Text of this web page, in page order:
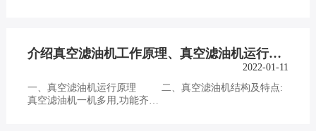
介绍真空滤油机工作原理、真空滤油机运行原理以及真空滤油机结构特点
2022-01-11
一、真空滤油机运行原理 二、真空滤油机结构及特点:
真空滤油机一机多用,功能齐…